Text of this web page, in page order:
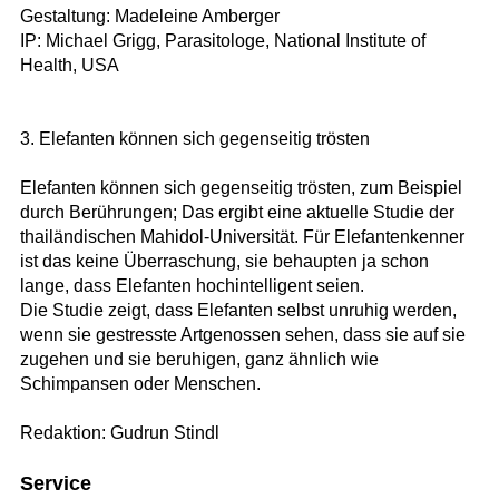
Gestaltung: Madeleine Amberger
IP: Michael Grigg, Parasitologe, National Institute of
Health, USA
3. Elefanten können sich gegenseitig trösten
Elefanten können sich gegenseitig trösten, zum Beispiel
durch Berührungen; Das ergibt eine aktuelle Studie der
thailändischen Mahidol-Universität. Für Elefantenkenner
ist das keine Überraschung, sie behaupten ja schon
lange, dass Elefanten hochintelligent seien.
Die Studie zeigt, dass Elefanten selbst unruhig werden,
wenn sie gestresste Artgenossen sehen, dass sie auf sie
zugehen und sie beruhigen, ganz ähnlich wie
Schimpansen oder Menschen.
Redaktion: Gudrun Stindl
Service